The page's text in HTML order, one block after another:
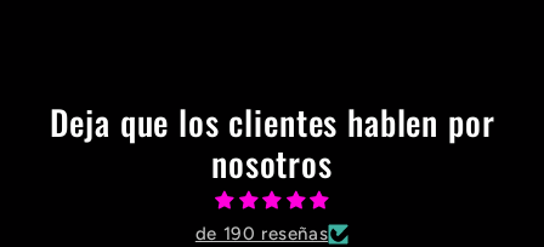
Deja que los clientes hablen por
nosotros
de 190 reseñas